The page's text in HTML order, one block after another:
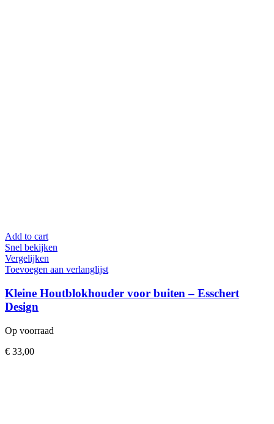
Add to cart
Snel bekijken
Vergelijken
Toevoegen aan verlanglijst
Kleine Houtblokhouder voor buiten – Esschert
Design
Op voorraad
€ 33,00